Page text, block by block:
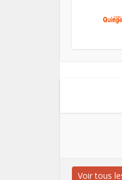
Voir tous